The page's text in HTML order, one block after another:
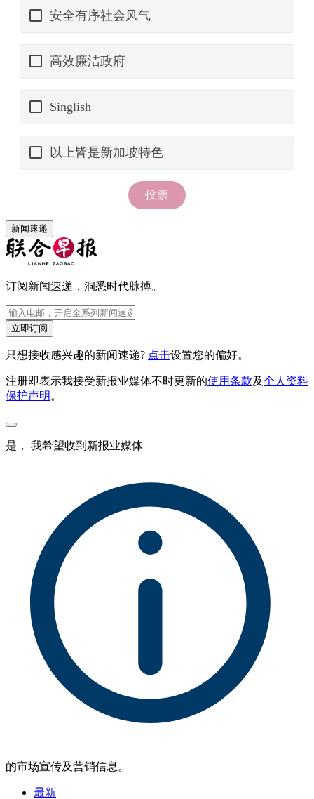
新闻速递
订阅新闻速递，洞悉时代脉搏。
立即订阅
只想接收感兴趣的新闻速递? 点击设置您的偏好。
注册即表示我接受新报业媒体不时更新的使用条款及个人资料
保护声明 。
是， 我希望收到新报业媒体
的市场宣传及营销信息。
最新